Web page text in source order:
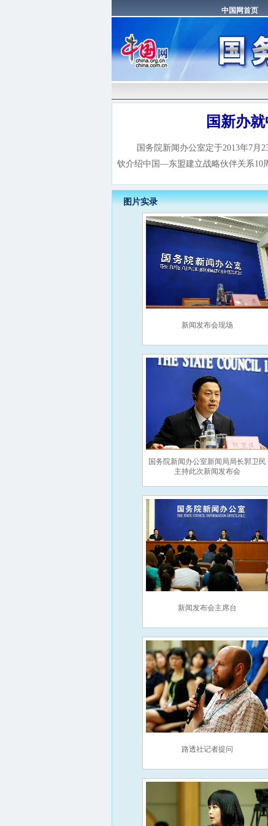
国新办
国务院新闻办公室定于2013年7月23
钦介绍中国—东盟建立战略伙伴关系10
图片实录
新闻发布会现场
国务院新闻办公室新闻局局长郭卫民
主持此次新闻发布会
新闻发布会主席台
路透社记者提问